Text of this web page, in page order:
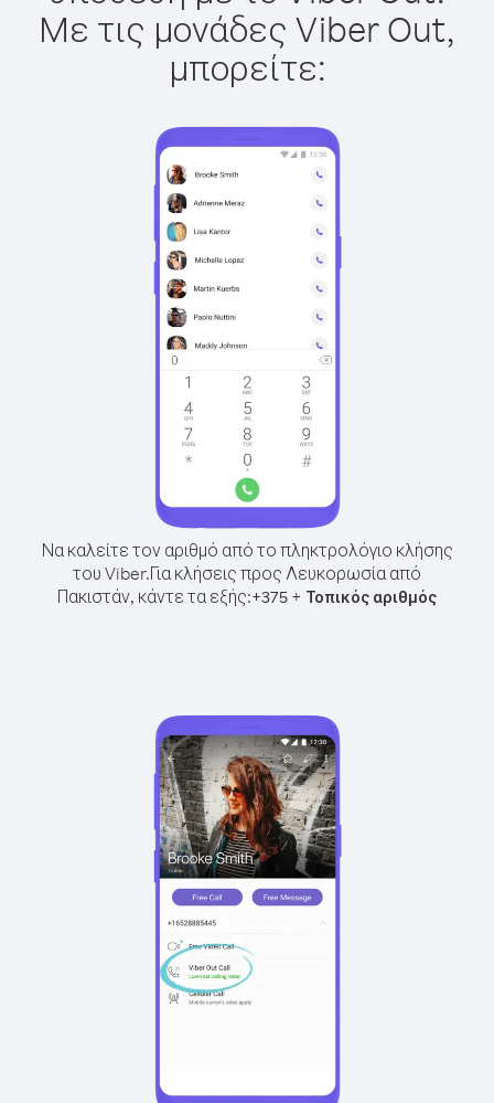
Με τις μονάδες Viber Out,
μπορείτε:
Να καλείτε τον αριθμό από το πληκτρολόγιο κλήσης
του Viber.Για κλήσεις προς Λευκορωσία από
Πακιστάν, κάντε τα εξής:+375 + Τοπικός αριθμός